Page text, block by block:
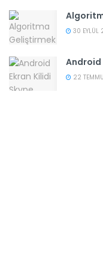
30 EYLÜL
Android
22